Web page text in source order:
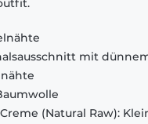
mit
(Natural Raw):